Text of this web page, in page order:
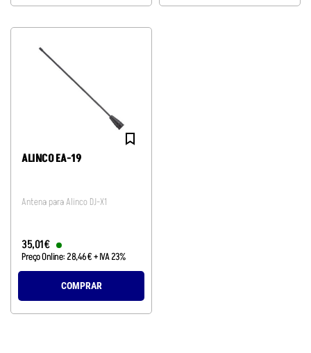
ALINCO EA-19
Antena para Alinco DJ-X1
35,01€
Preço Online: 28,46€+ IVA 23%
COMPRAR